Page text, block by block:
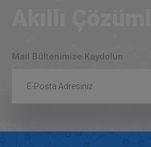
Mail Bültenimize Kaydolun